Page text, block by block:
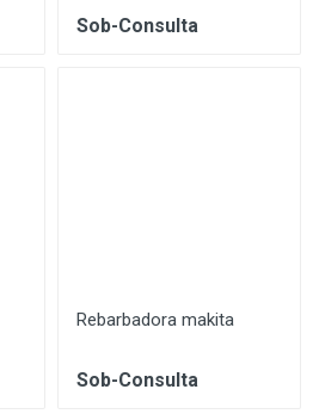
Sob-Consulta
Rebarbadora makita
Sob-Consulta